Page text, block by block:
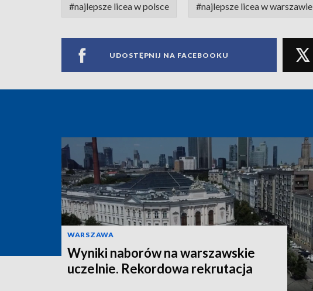
#najlepsze licea w polsce #najlepsze licea w warszawie
UDOSTĘPNIJ NA FACEBOOKU
WARSZAWA
Wyniki naborów na warszawskie
uczelnie. Rekordowa rekrutacja